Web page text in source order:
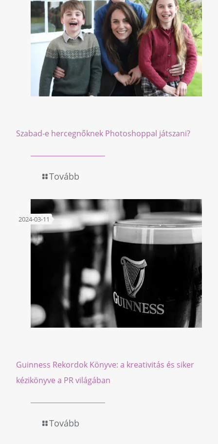
Szabad-e hercegnőknek Photoshoppal játszani?
Tovább
2024-03-11
Guinness Rekordok Könyve: a kreativitás és siker
kézikönyve a PR világában
Tovább